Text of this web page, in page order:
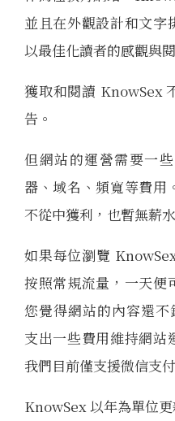
並且在外觀設計和文字
以最佳化讀者的感觀與
獲取和閱讀 KnowSex
告。
但網站的運營需要一
器、域名、頻寬等費用
不從中獲利，也暫無薪
如果每位瀏覽
按照常規流量，一天便
您覺得網站的內容還
支出一些費用維持網站
我們目前僅支援微信支付
KnowSex 以年為單位